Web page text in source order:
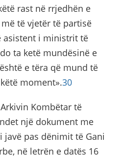
rast në rrjedhën e
të vjetër të partisë
asistent i ministrit të
ta ketë mundësinë e
e tëra që mund të
moment».30
Kombëtar të
një dokument me
javë pas dënimit të Gani
në letrën e datës 16